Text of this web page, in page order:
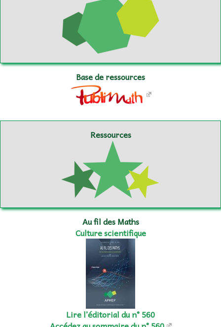
Base de ressources
Ressources
Au fil des Maths
Culture scientifique
Lire l’éditorial du n° 560